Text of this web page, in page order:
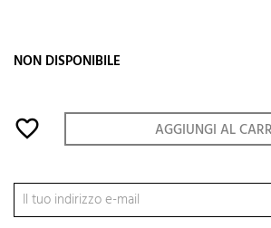
NON DISPONIBILE
favorite_border AGGIUNGI AL